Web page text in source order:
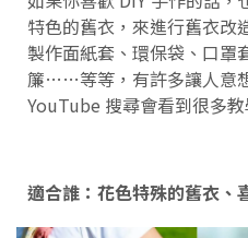
特色的舊衣，來進行舊衣改
製作面紙套、環保袋、口罩
簾……等等，有許多讓人意
YouTube 搜尋會看到很多教
適合誰：花色特殊的舊衣、